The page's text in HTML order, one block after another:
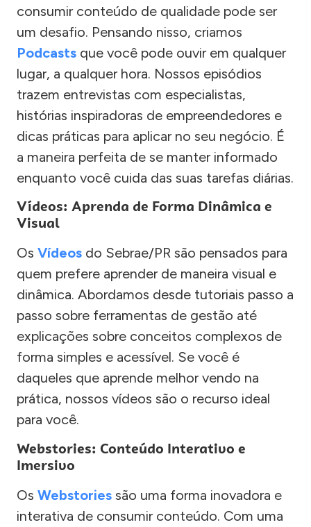
consumir conteúdo de qualidade pode ser
um desafio. Pensando nisso, criamos
Podcasts que você pode ouvir em qualquer
lugar, a qualquer hora. Nossos episódios
trazem entrevistas com especialistas,
histórias inspiradoras de empreendedores e
dicas práticas para aplicar no seu negócio. É
a maneira perfeita de se manter informado
enquanto você cuida das suas tarefas diárias.
Vídeos: Aprenda de Forma Dinâmica e
Visual
Os Vídeos do Sebrae/PR são pensados para
quem prefere aprender de maneira visual e
dinâmica. Abordamos desde tutoriais passo a
passo sobre ferramentas de gestão até
explicações sobre conceitos complexos de
forma simples e acessível. Se você é
daqueles que aprende melhor vendo na
prática, nossos vídeos são o recurso ideal
para você.
Webstories: Conteúdo Interativo e
Imersivo
Os Webstories são uma forma inovadora e
interativa de consumir conteúdo. Com uma